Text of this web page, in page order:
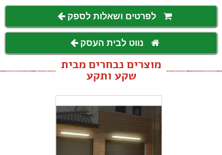
לפרטים ושאלות לספק
נווט לבית העסק
מוצרים נבחרים מבית
שקע ותקע